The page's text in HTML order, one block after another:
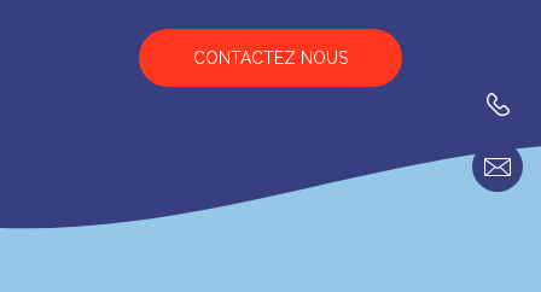
CONTACTEZ NOUS